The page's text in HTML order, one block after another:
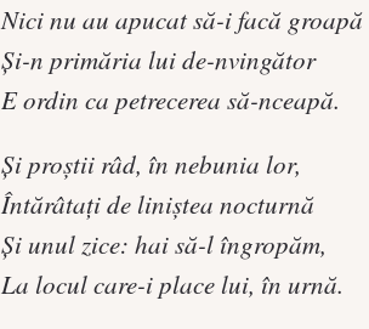
Nici nu au apucat să-i facă groapă
Şi-n primăria lui de-nvingător
E ordin ca petrecerea să-nceapă.
Şi proştii râd, în nebunia lor,
Întărâtaţi de liniştea nocturnă
Şi unul zice: hai să-l îngropăm,
La locul care-i place lui, în urnă.